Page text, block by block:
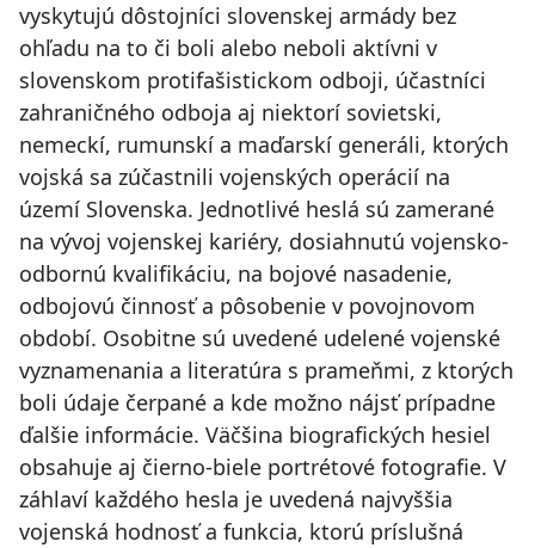
vyskytujú dôstojníci slovenskej armády bez
ohľadu na to či boli alebo neboli aktívni v
slovenskom protifašistickom odboji, účastníci
zahraničného odboja aj niektorí sovietski,
nemeckí, rumunskí a maďarskí generáli, ktorých
vojská sa zúčastnili vojenských operácií na
území Slovenska. Jednotlivé heslá sú zamerané
na vývoj vojenskej kariéry, dosiahnutú vojensko-
odbornú kvalifikáciu, na bojové nasadenie,
odbojovú činnosť a pôsobenie v povojnovom
období. Osobitne sú uvedené udelené vojenské
vyznamenania a literatúra s prameňmi, z ktorých
boli údaje čerpané a kde možno nájsť prípadne
ďalšie informácie. Väčšina biografických hesiel
obsahuje aj čierno-biele portrétové fotografie. V
záhlaví každého hesla je uvedená najvyššia
vojenská hodnosť a funkcia, ktorú príslušná